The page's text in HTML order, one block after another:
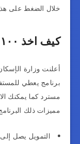
خلال الضغط على
كيف اخذ ١٠٠ الف من سكني؟
أعلنت وزارة
مسترد كما يمكنك
مميزات ذلك
التمويل يصل